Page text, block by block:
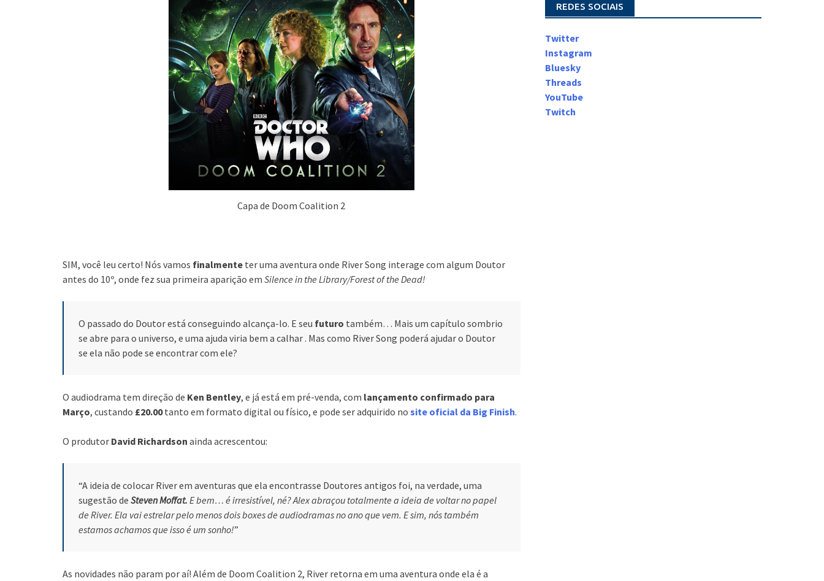
Capa de Doom Coalition 2
SIM, você leu certo! Nós vamos finalmente ter uma aventura onde River Song interage com algum Doutor
antes do 10º, onde fez sua primeira aparição em Silence in the Library/Forest of the Dead!
O passado do Doutor está conseguindo alcança-lo. E seu futuro também… Mais um capítulo sombrio
se abre para o universo, e uma ajuda viria bem a calhar . Mas como River Song poderá ajudar o Doutor
se ela não pode se encontrar com ele?
O audiodrama tem direção de Ken Bentley, e já está em pré-venda, com lançamento confirmado para
Março, custando £20.00tanto em formato digital ou físico, e pode ser adquirido no site oficial da Big Finish.
O produtor David Richardson ainda acrescentou:
“A ideia de colocar River em aventuras que ela encontrasse Doutores antigos foi, na verdade, uma
sugestão de Steven Moffat. E bem… é irresistível, né?Alex abraçou totalmente a ideia de voltar no papel
de River. Ela vai estrelar pelo menos dois boxes de audiodramas no ano que vem. E sim, nós também
estamos achamos que isso é um sonho!”
As novidades não param por aí! Além de Doom Coalition 2, River retorna em uma aventura onde ela é a
REDES SOCIAIS
Twitter
Instagram
Bluesky
Threads
YouTube
Twitch